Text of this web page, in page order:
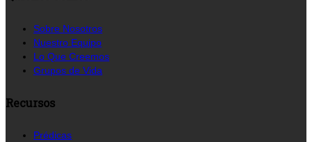
Sobre Nosotros
Nuestro Equipo
Lo Que Creemos
Grupos de Vida
Recursos
Prédicas